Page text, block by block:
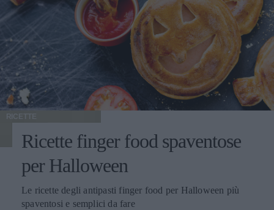
RICETTE
Ricette finger food spaventose
per Halloween
Le ricette degli antipasti finger food per Halloween più
spaventosi e semplici da fare